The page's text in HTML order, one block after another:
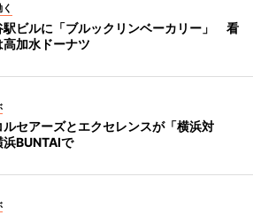
駅ビルに「ブルックリンベーカリー」 看
加水ドーナツ
ルセアーズとエクセレンスが「横浜対
BUNTAIで